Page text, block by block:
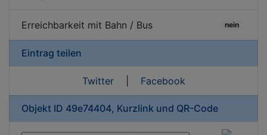
Erreichbarkeit mit Bahn / Bus nein
Eintrag teilen
Twitter| Facebook
Objekt ID 49e74404, Kurzlink und QR-Code